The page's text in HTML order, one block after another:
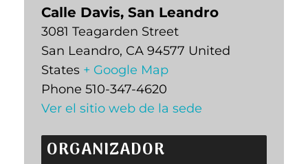
Calle Davis, San Leandro
3081 Teagarden Street
San Leandro, CA 94577 United
States + Google Map
Phone 510-347-4620
Ver el sitio web de la sede
ORGANIZADOR